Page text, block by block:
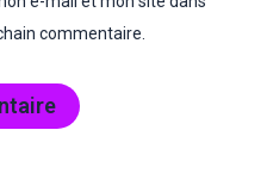
commentaire.